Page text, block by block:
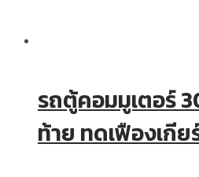
รถตู้คอมมูเตอร์
ท้าย ทดเฟืองเกีย